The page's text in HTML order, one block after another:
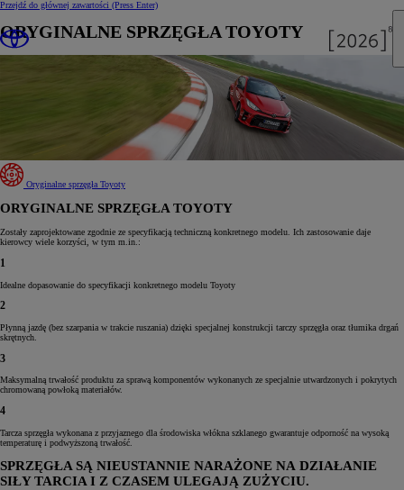
Przejdź do głównej zawartości (Press Enter)
ORYGINALNE SPRZĘGŁA TOYOTY
Oryginalne sprzęgła Toyoty
ORYGINALNE SPRZĘGŁA TOYOTY
Zostały zaprojektowane zgodnie ze specyfikacją techniczną konkretnego modelu. Ich zastosowanie daje
kierowcy wiele korzyści, w tym m.in.:
1
Idealne dopasowanie do specyfikacji konkretnego modelu Toyoty
2
Płynną jazdę (bez szarpania w trakcie ruszania) dzięki specjalnej konstrukcji tarczy sprzęgła oraz tłumika drgań
skrętnych.
3
Maksymalną trwałość produktu za sprawą komponentów wykonanych ze specjalnie utwardzonych i pokrytych
chromowaną powłoką materiałów.
4
Tarcza sprzęgła wykonana z przyjaznego dla środowiska włókna szklanego gwarantuje odporność na wysoką
temperaturę i podwyższoną trwałość.
SPRZĘGŁA SĄ NIEUSTANNIE NARAŻONE NA DZIAŁANIE
SIŁY TARCIA I Z CZASEM ULEGAJĄ ZUŻYCIU.